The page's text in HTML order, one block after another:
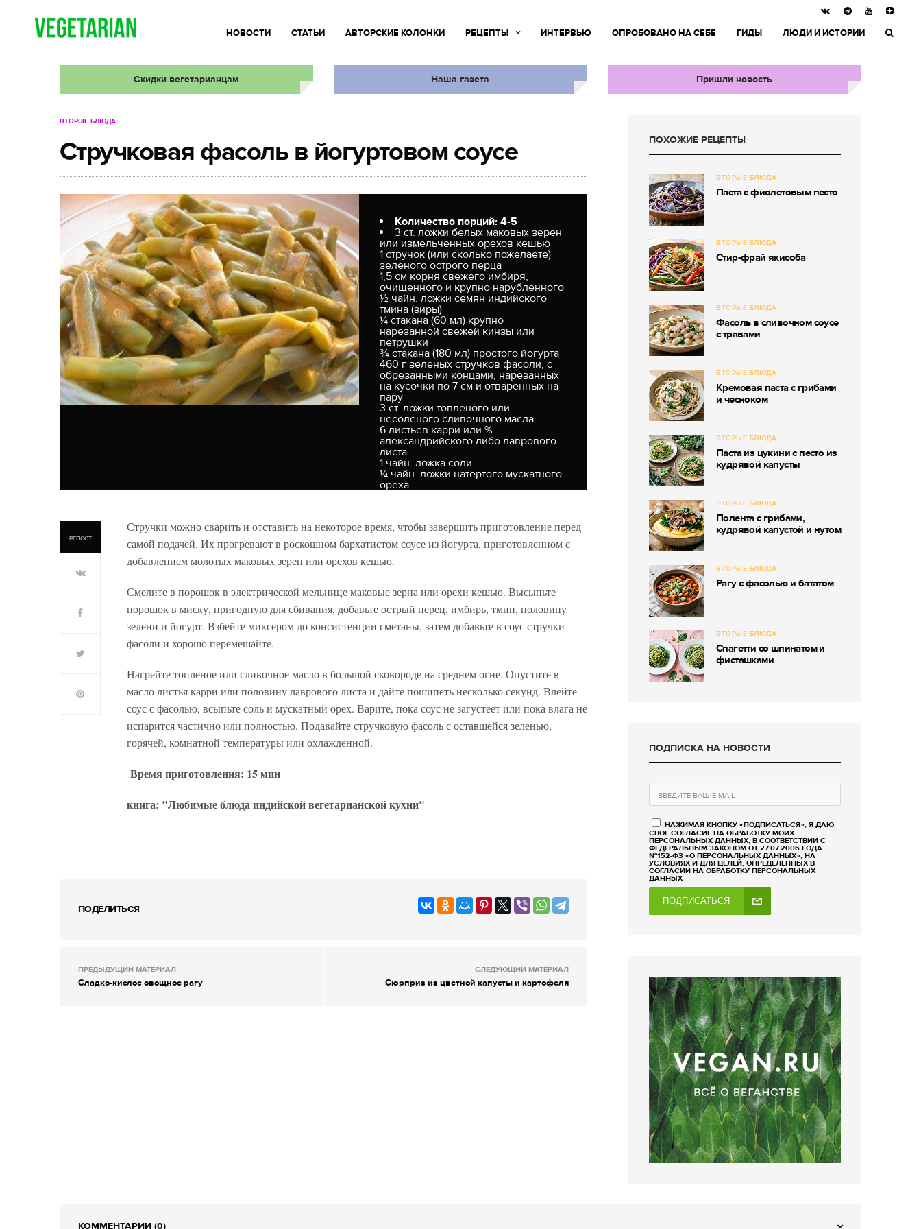
НОВОСТИ СТАТЬИ АВТОРСКИЕ КОЛОНКИ РЕЦЕПТЫ ИНТЕРВЬЮ ОПРОБОВАНО НА СЕБЕ ГИДЫ ЛЮДИ И ИСТОРИИ
Скидки вегетарианцам Наша газета Пришли новость
ВТОРЫЕ БЛЮДА
Стручковая фасоль в йогуртовом соусе
Количество порций: 4-5
3 ст. ложки белых маковых зерен
или измельченных орехов кешью
1 стручок (или сколько пожелаете)
зеленого острого перца
1,5 см корня свежего имбиря,
очищенного и крупно нарубленного
½ чайн. ложки семян индийского
тмина (зиры)
¼ стакана (60 мл) крупно
нарезанной свежей кинзы или
петрушки
¾ стакана (180 мл) простого йогурта
460 г зеленых стручков фасоли, с
обрезанными концами, нарезанных
на кусочки по 7 см и отваренных на
пару
3 ст. ложки топленого или
несоленого сливочного масла
6 листьев карри или %
александрийского либо лаврового
листа
1 чайн. ложка соли
¼ чайн. ложки натертого мускатного
ореха
РЕПОСТ
Стручки можно сварить и отставить на некоторое время, чтобы завершить приготовление перед
самой подачей. Их прогревают в роскошном бархатистом соусе из йогурта, приготовленном с
добавлением молотых маковых зерен или орехов кешью.
Смелите в порошок в электрической мельнице маковые зерна или орехи кешью. Высыпьте
порошок в миску, пригодную для сбивания, добавьте острый перец, имбирь, тмин, половину
зелени и йогурт. Взбейте миксером до консистенции сметаны, затем добавьте в соус стручки
фасоли и хорошо перемешайте.
Нагрейте топленое или сливочное масло в большой сковороде на среднем огне. Опустите в
масло листья карри или половину лаврового листа и дайте пошипеть несколько секунд. Влейте
соус с фасолью, всыпьте соль и мускатный орех. Варите, пока соус не загустеет или пока влага не
испарится частично или полностью. Подавайте стручковую фасоль с оставшейся зеленью,
горячей, комнатной температуры или охлажденной.
Время приготовления: 15 мин
книга: "Любимые блюда индийской вегетарианской кухни"
ПОДЕЛИТЬСЯ
ПРЕДЫДУЩИЙ МАТЕРИАЛ
Сладко-кислое овощное рагу
СЛЕДУЮЩИЙ МАТЕРИАЛ
Сюрприз из цветной капусты и картофеля
ПОХОЖИЕ РЕЦЕПТЫ
ВТОРЫЕ БЛЮДА
Паста с фиолетовым песто
ВТОРЫЕ БЛЮДА
Стир-фрай якисоба
ВТОРЫЕ БЛЮДА
Фасоль в сливочном соусе
с травами
ВТОРЫЕ БЛЮДА
Кремовая паста с грибами
и чесноком
ВТОРЫЕ БЛЮДА
Паста из цукини с песто из
кудрявой капусты
ВТОРЫЕ БЛЮДА
Полента с грибами,
кудрявой капустой и нутом
ВТОРЫЕ БЛЮДА
Рагу с фасолью и бататом
ВТОРЫЕ БЛЮДА
Спагетти со шпинатом и
фисташками
ПОДПИСКА НА НОВОСТИ
НАЖИМАЯ КНОПКУ «ПОДПИСАТЬСЯ», Я ДАЮ
СВОЕ СОГЛАСИЕ НА ОБРАБОТКУ МОИХ
ПЕРСОНАЛЬНЫХ ДАННЫХ, В СООТВЕТСТВИИ С
ФЕДЕРАЛЬНЫМ ЗАКОНОМ ОТ 27.07.2006 ГОДА
№152-ФЗ «О ПЕРСОНАЛЬНЫХ ДАННЫХ», НА
УСЛОВИЯХ И ДЛЯ ЦЕЛЕЙ, ОПРЕДЕЛЕННЫХ В
СОГЛАСИИ НА ОБРАБОТКУ ПЕРСОНАЛЬНЫХ
ДАННЫХ
ПОДПИСАТЬСЯ
КОММЕНТАРИИ (0)